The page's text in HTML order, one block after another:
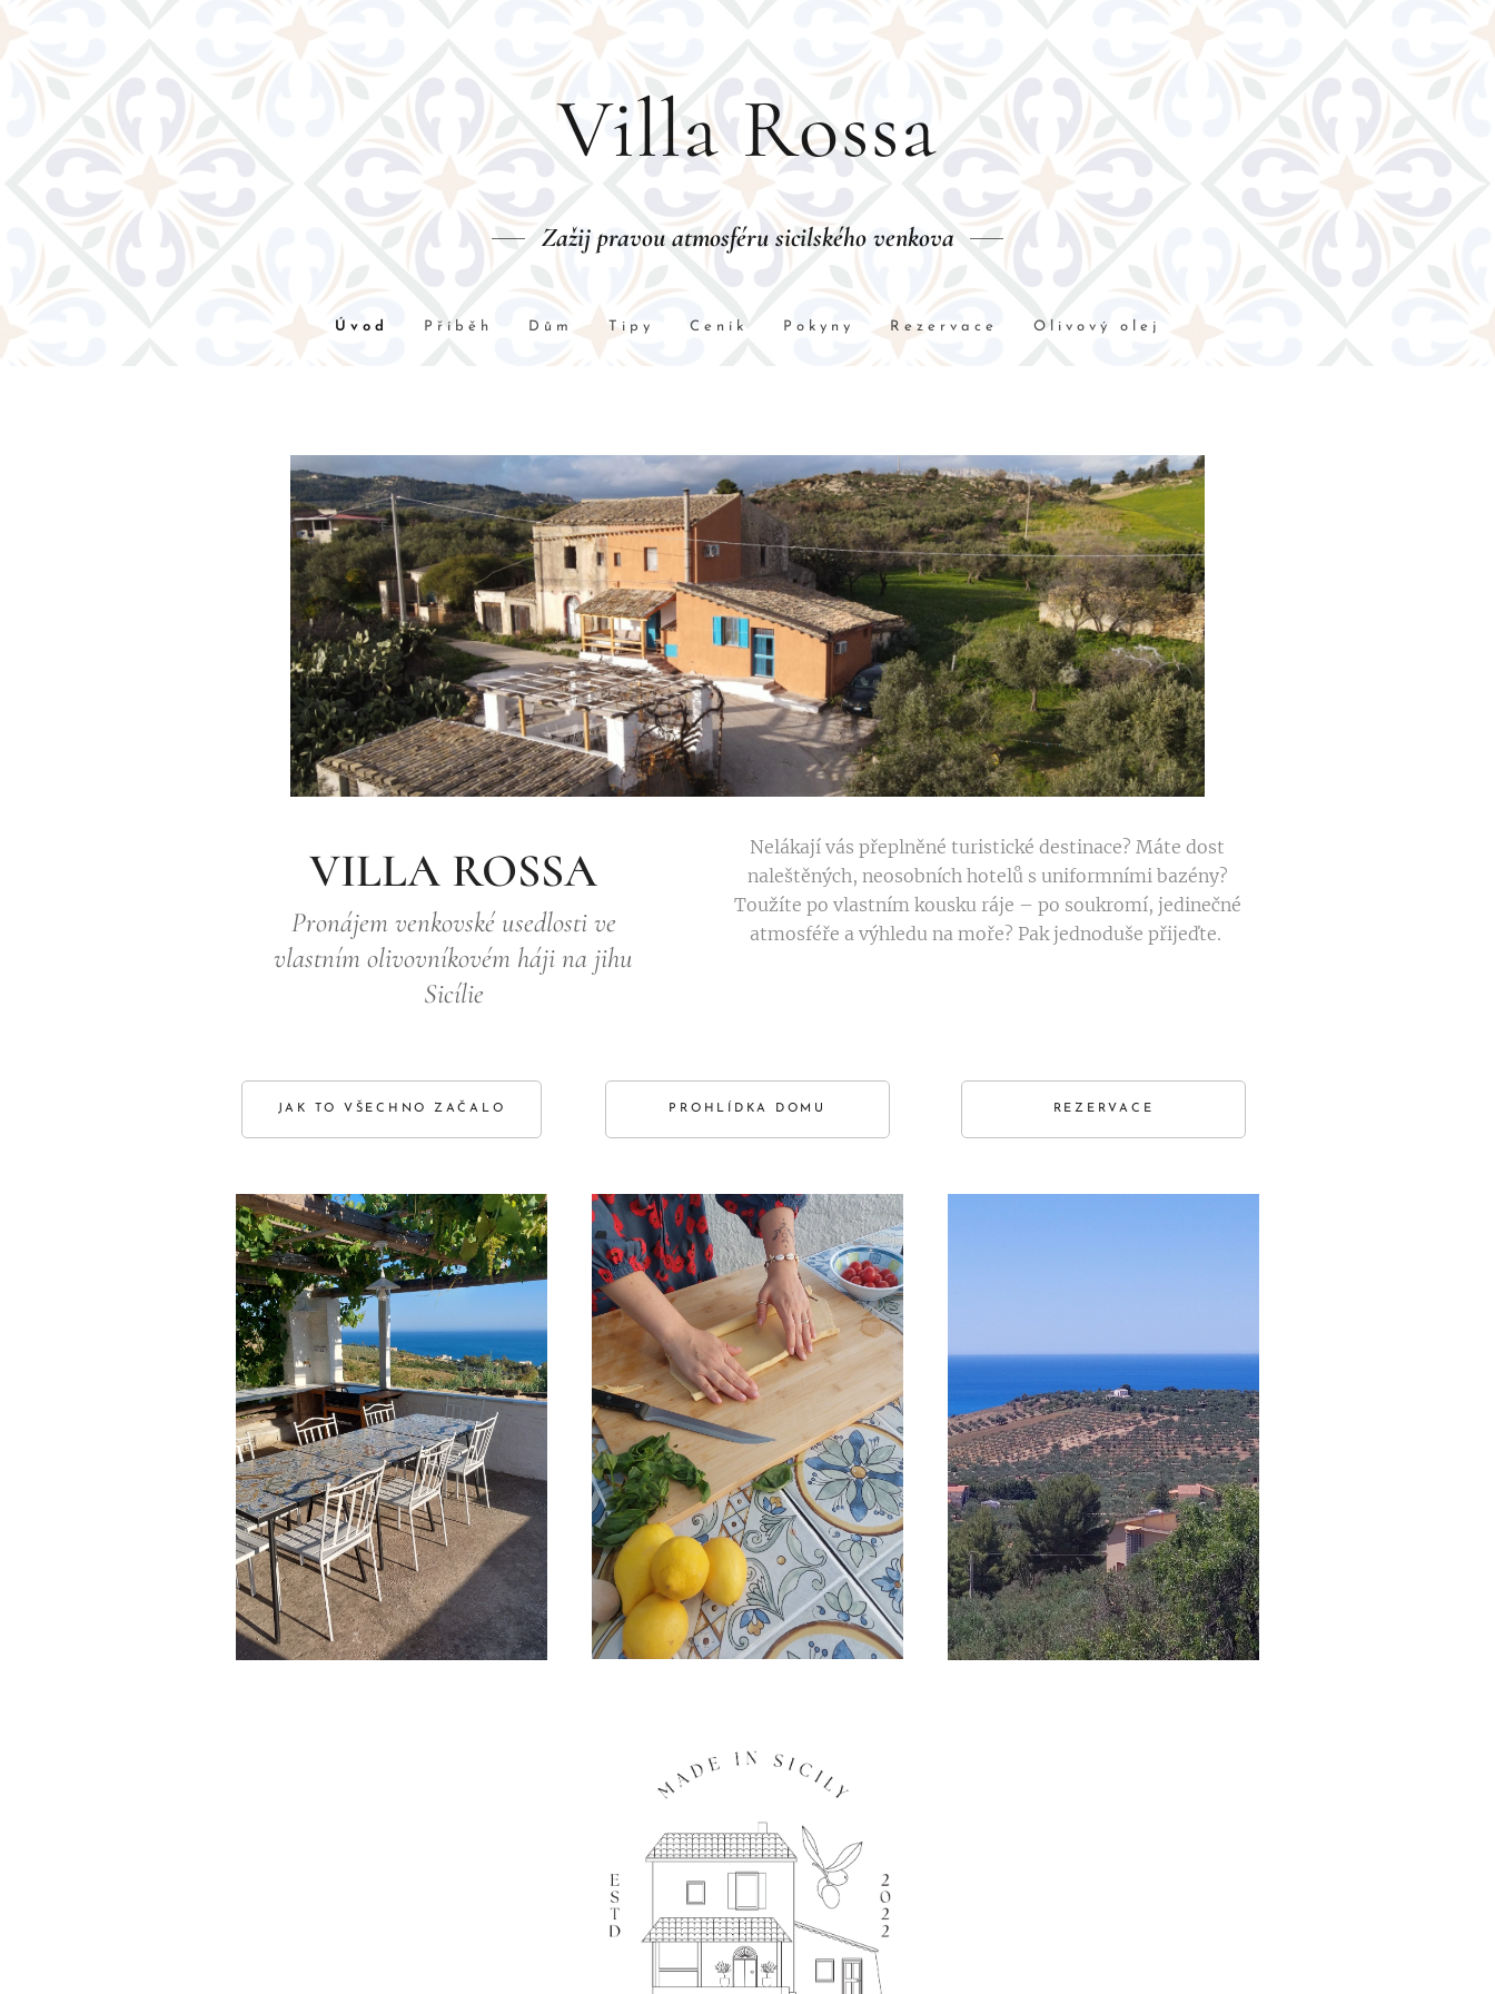
Villa Rossa
Zažij pravou atmosféru sicilského venkova
Úvod Příběh Dům Tipy Ceník Pokyny Rezervace Olivový olej
VILLA ROSSA
Pronájem venkovské usedlosti ve
vlastním olivovníkovém háji na jihu
Sicílie
Nelákají vás přeplněné turistické destinace? Máte dost
naleštěných, neosobních hotelů s uniformními bazény?
Toužíte po vlastním kousku ráje – po soukromí, jedinečné
atmosféře a výhledu na moře? Pak jednoduše přijeďte.
JAK TO VŠECHNO ZAČALO PROHLÍDKA DOMU REZERVACE